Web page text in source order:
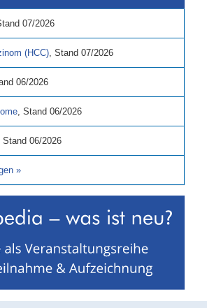
07/2026
(HCC), Stand 07/2026
06/2026
, Stand 06/2026
Stand 06/2026
»